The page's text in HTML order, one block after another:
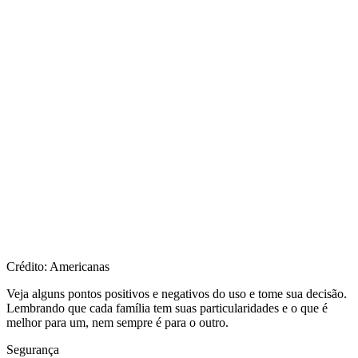
Crédito: Americanas
Veja alguns pontos positivos e negativos do uso e tome sua decisão.
Lembrando que cada família tem suas particularidades e o que é
melhor para um, nem sempre é para o outro.
Segurança